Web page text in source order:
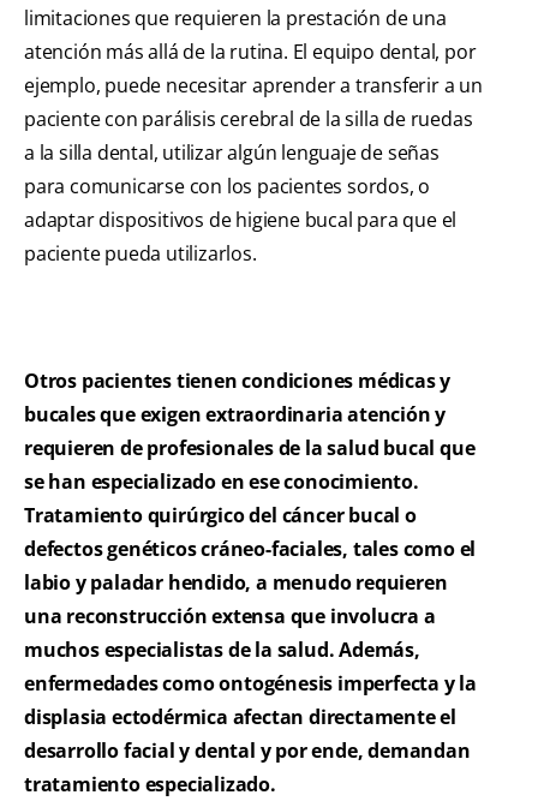
limitaciones que requieren la prestación de una
atención más allá de la rutina. El equipo dental, por
ejemplo, puede necesitar aprender a transferir a un
paciente con parálisis cerebral de la silla de ruedas
a la silla dental, utilizar algún lenguaje de señas
para comunicarse con los pacientes sordos, o
adaptar dispositivos de higiene bucal para que el
paciente pueda utilizarlos.
Otros pacientes tienen condiciones médicas y
bucales que exigen extraordinaria atención y
requieren de profesionales de la salud bucal que
se han especializado en ese conocimiento.
Tratamiento quirúrgico del cáncer bucal o
defectos genéticos cráneo-faciales, tales como el
labio y paladar hendido, a menudo requieren
una reconstrucción extensa que involucra a
muchos especialistas de la salud. Además,
enfermedades como ontogénesis imperfecta y la
displasia ectodérmica afectan directamente el
desarrollo facial y dental y por ende, demandan
tratamiento especializado.